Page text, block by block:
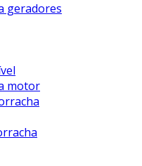
geradores
motor